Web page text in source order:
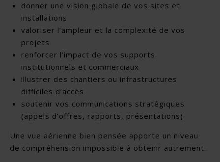
donner une vision globale de vos sites et
installations
valoriser l’ampleur et la complexité de vos
projets
renforcer l’impact de vos supports
institutionnels et commerciaux
illustrer des chantiers ou infrastructures
difficiles d’accès
soutenir vos communications stratégiques
(appels d’offres, rapports, présentations)
Une vue aérienne bien pensée apporte un niveau
de compréhension impossible à obtenir autrement.